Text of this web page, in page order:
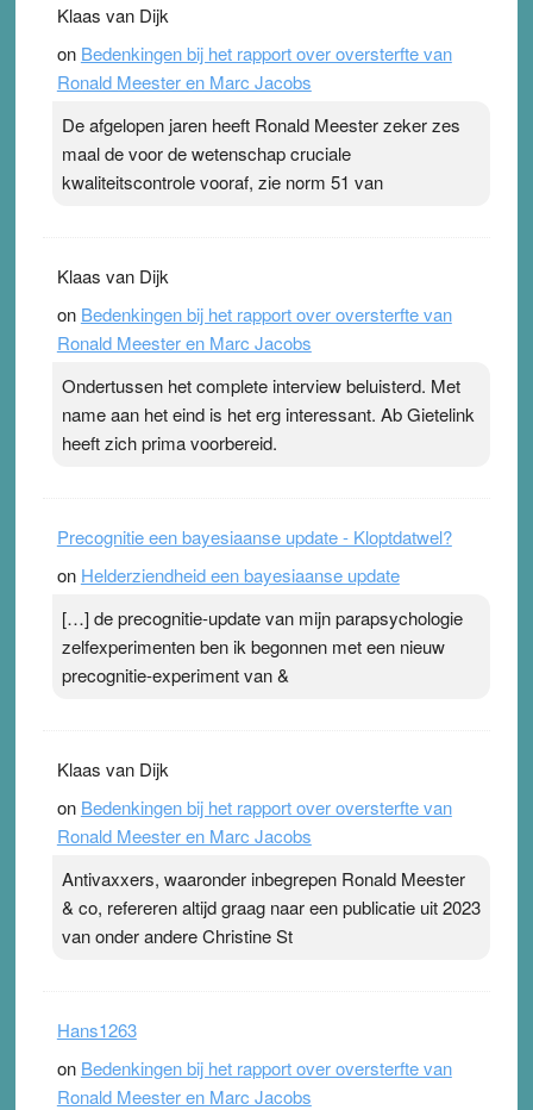
topsporters. Ze hopen ermee hun hartslag te verlagen
terwijl ze meer zuurstof opnemen. Daarop heeft zo’n
pleister geen effect. Maar het gevoel ‘makkelijker te
Pleisterplakkers in de topspsort › [...]
Klaas van Dijk
on Bedenkingen bij het rapport over oversterfte van
Ronald Meester en Marc Jacobs
De afgelopen jaren heeft Ronald Meester zeker zes
maal de voor de wetenschap cruciale
kwaliteitscontrole vooraf, zie norm 51 van
Klaas van Dijk
on Bedenkingen bij het rapport over oversterfte van
Ronald Meester en Marc Jacobs
Ondertussen het complete interview beluisterd. Met
name aan het eind is het erg interessant. Ab Gietelink
heeft zich prima voorbereid.
Precognitie een bayesiaanse update - Kloptdatwel?
on Helderziendheid een bayesiaanse update
[…] de precognitie-update van mijn parapsychologie
zelfexperimenten ben ik begonnen met een nieuw
precognitie-experiment van &
Klaas van Dijk
on Bedenkingen bij het rapport over oversterfte van
Ronald Meester en Marc Jacobs
Antivaxxers, waaronder inbegrepen Ronald Meester
& co, refereren altijd graag naar een publicatie uit 2023
van onder andere Christine St
Hans1263
on Bedenkingen bij het rapport over oversterfte van
Ronald Meester en Marc Jacobs